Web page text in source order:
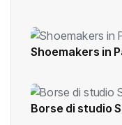
Shoemakers in
Borse di studio